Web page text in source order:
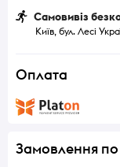
Самовивіз
Київ, бул. Лесі
Оплата
Замовлення